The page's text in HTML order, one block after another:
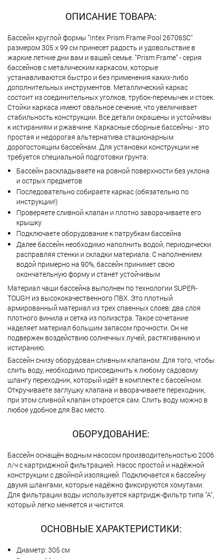
ОПИСАНИЕ ТОВАРА:
Бассейн круглой формы "Intex Prism Frame Pool 26706SC"
размером 305 х 99 см принесет радость и удовольствие в
жаркие летние дни вам и вашей семье. "Prism Frame" - серия
бассейнов с металическим каркасом, которые
устанавливаются быстро и без применения каких-либо
дополнительных инструментов. Металлический каркас
состоит из соединительных уголков, трубок-перемычек и стоек.
Стойки каркаса имеют овальное сечение, что увеличивает
стабильность конструкции. Все детали окрашены и устойчивы
к истираниям и ржавчине. Каркасные сборные бассейны - это
простая и недорогая альтернатива стационарным
дорогостоящим бассейнам. Для установки конструкции не
требуется специальной подготовки грунта:
Бассейн раскладываете на ровной поверхности без уклона
и острых предметов
Последовательно собираете каркас (обязательно по
инструкции!)
Проверяете сливной клапан и плотно заворачиваете его
крышку
Подключаете оборудование к патрубкам бассейна
Далее бассейн необходимо наполнить водой, периодически
расправляя стенки и складки материала. С наполнением
водой примерно на 90%, бассейн принимет свою
окончательную форму и станет устойчивым
Материал чаши бассейна выполнен по технологии SUPER-
TOUGH из высококачественного ПВХ. Это плотный
армированный материал из трех спаенных слоев: два слоя
плотного винила и сетка из полиэстра. Такое сочетание
наделяет материал большим запасом прочности. Он не
подвержен воздействию солнечных лучей, растягиванию и
истиранию.
Бассейн снизу оборудован сливным клапаном. Для того, чтобы
слить воду, необходимо присоединить к любому садовому
шлангу переходник, который идёт в комплекте с бассейном.
Откручиваете заглушку клапана и вворачиваете переходник,
при этом сливной клапан откроется сам. Слить воду можно в
любое удобное для Вас место.
ОБОРУДОВАНИЕ:
Бассейн оснащён водным насосом производительностью 2006
л/ч с картриджной фильтрацией. Насос простой и надёжной
конструкции с двойной изоляцией. Подключается к бассейну
двумя шлангами, которые надёжно фиксируются хомутами.
Для фильтрации воды используется картридж-фильтр типа "А",
который легко меняется и чистится.
ОСНОВНЫЕ ХАРАКТЕРИСТИКИ:
Диаметр: 305 см